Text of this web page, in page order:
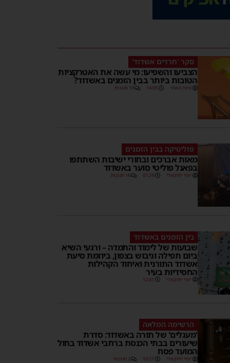
סקר 'חרדים אשדוד'
הצביעו והשפיעו: מי עשה את האטרקציות
הטובות ביותר בבין הזמנים באשדוד?
צוות האתר 14:09 19 תגובות
פוליטיקה בבין הזמנים
מאות אברכים ובחורי ישיבות השתתפו
בפאנל פוליטי סוער באשדוד
יוסי יחזקאלי 07:24 16 תגובות
בין הזמנים באשדוד
שבועות של לימוד והתמדה – ורגעי השיא
ביום תפילה וגיבוש בצפון, ביוזמת סיעת
אשדוד התורנית ואיחוד הקהילות
החסידיות בעיר
יוסי יחזקאלי 12:41
הרשימה המלאה
'מעגלים' של תורה באשדוד: סדרת
שיעורים בבתי הכנסת ברחבי אשדוד בחול
המועד פסח
יוסי יחזקאלי 10:27 2 תגובות